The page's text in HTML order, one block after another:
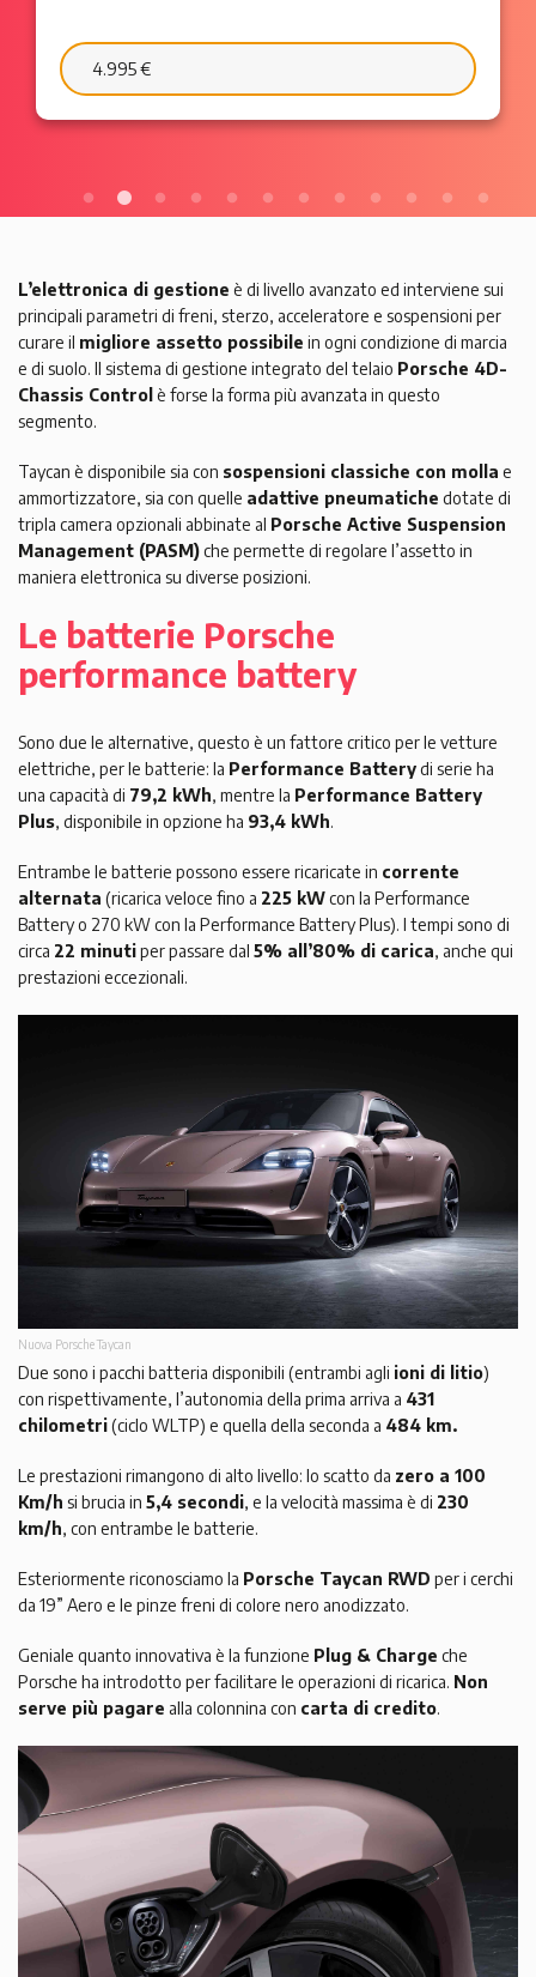
103 €/mese
L’elettronica di gestione è di livello avanzato ed interviene sui
principali parametri di freni, sterzo, acceleratore e sospensioni per
curare il migliore assetto possibile in ogni condizione di marcia
e di suolo. Il sistema di gestione integrato del telaio Porsche 4D-
Chassis Control è forse la forma più avanzata in questo
segmento.
Taycan è disponibile sia con sospensioni classiche con molla e
ammortizzatore, sia con quelle adattive pneumatiche dotate di
tripla camera opzionali abbinate al Porsche Active Suspension
Management (PASM)che permette di regolare l’assetto in
maniera elettronica su diverse posizioni.
Le batterie Porsche
performance battery
Sono due le alternative, questo è un fattore critico per le vetture
elettriche, per le batterie: la Performance Batterydi serie ha
una capacità di 79,2 kWh, mentre la Performance Battery
Plus, disponibile in opzione ha 93,4 kWh.
Entrambe le batterie possono essere ricaricate in corrente
alternata (ricarica veloce fino a 225 kWcon la Performance
Battery o 270 kW con la Performance Battery Plus). I tempi sono di
circa 22 minutiper passare dal 5% all’80% di carica, anche qui
prestazioni eccezionali.
Nuova Porsche Taycan
Due sono i pacchi batteria disponibili (entrambi agli ioni di litio)
con rispettivamente, l’autonomia della prima arriva a 431
chilometri(ciclo WLTP) e quella della seconda a 484 km.
Le prestazioni rimangono di alto livello: lo scatto da zero a 100
Km/h si brucia in 5,4 secondi, e la velocità massima è di 230
km/h, con entrambe le batterie.
Esteriormente riconosciamo la Porsche Taycan RWD per i cerchi
da 19” Aero e le pinze freni di colore nero anodizzato.
Geniale quanto innovativa è la funzione Plug & Charge che
Porsche ha introdotto per facilitare le operazioni di ricarica. Non
serve più pagare alla colonnina con carta di credito.